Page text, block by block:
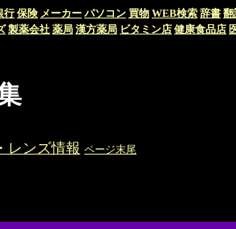
行 保険 メーカー パソコン 買物 WEB検索 辞書 翻
製薬会社 薬局 漢方薬局 ビタミン店 健康食品店
レンズ情報 ページ末尾